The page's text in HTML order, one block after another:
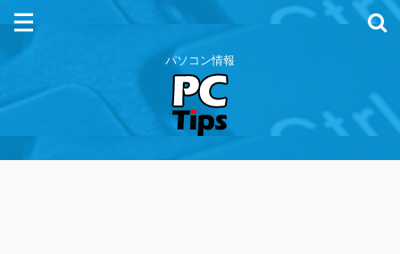
パソコン情報